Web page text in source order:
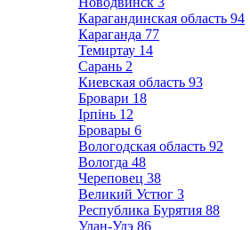
Карагандинская область 94
Караганда 77
Темиртау 14
Сарань 2
Киевская область 93
Бровари 18
Ірпінь 12
Бровары 6
Вологодская область 92
Вологда 48
Череповец 38
Великий Устюг 3
Республика Бурятия 88
Улан-Удэ 86